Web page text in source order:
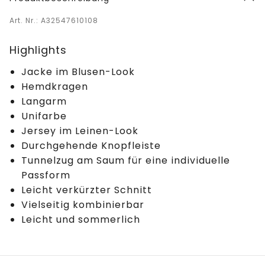
Art. Nr.: A32547610108
Highlights
Jacke im Blusen-Look
Hemdkragen
Langarm
Unifarbe
Jersey im Leinen-Look
Durchgehende Knopfleiste
Tunnelzug am Saum für eine individuelle
Passform
Leicht verkürzter Schnitt
Vielseitig kombinierbar
Leicht und sommerlich